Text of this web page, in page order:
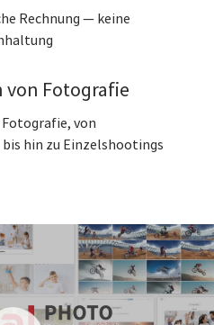
Rechnung — keine
von Fotografie
von
hin zu Einzelshootings